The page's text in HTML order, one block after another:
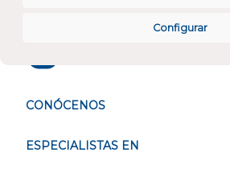
Configurar
CONÓCENOS
ESPECIALISTAS EN